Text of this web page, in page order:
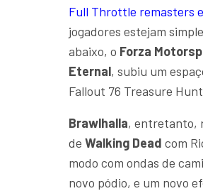
Full Throttle remasters
jogadores estejam
abaixo, o Forza
Eternal, subiu um
Fallout 76 Treasure
Brawlhalla, entretanto,
de Walking Dead com
modo com ondas de
novo pódio, e um novo